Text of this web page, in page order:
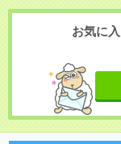
お気に